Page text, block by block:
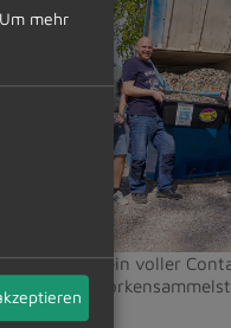
wieder ein voller
Zweck -
Markt
Um mehr